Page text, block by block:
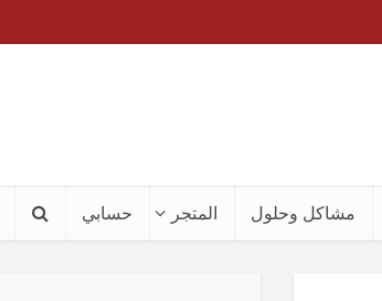
مشاكل وحلول المتجر حسابي